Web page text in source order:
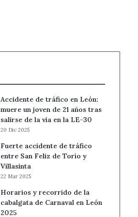
Accidente de tráfico en León:
muere un joven de 21 años tras
salirse de la vía en la LE-30
20 Dic 2025
Fuerte accidente de tráfico
entre San Feliz de Torío y
Villasinta
22 Mar 2025
Horarios y recorrido de la
cabalgata de Carnaval en León
2025